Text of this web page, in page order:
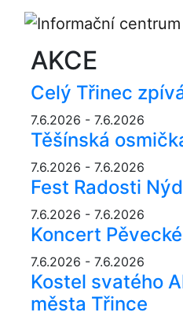
AKCE
Celý Třinec
7.6.2026 - 7.6.2026
Těšínská
7.6.2026 - 7.6.2026
Fest Radosti
7.6.2026 - 7.6.2026
Koncert
7.6.2026 - 7.6.2026
Kostel svatého
města Třince